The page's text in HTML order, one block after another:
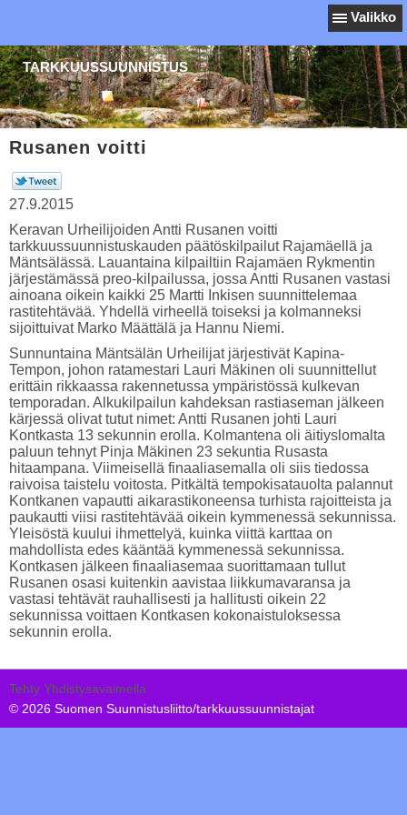
Valikko
TARKKUUSSUUNNISTUS
Rusanen voitti
27.9.2015
Keravan Urheilijoiden Antti Rusanen voitti
tarkkuussuunnistuskauden päätöskilpailut Rajamäellä ja
Mäntsälässä. Lauantaina kilpailtiin Rajamäen Rykmentin
järjestämässä preo-kilpailussa, jossa Antti Rusanen vastasi
ainoana oikein kaikki 25 Martti Inkisen suunnittelemaa
rastitehtävää. Yhdellä virheellä toiseksi ja kolmanneksi
sijoittuivat Marko Määttälä ja Hannu Niemi.
Sunnuntaina Mäntsälän Urheilijat järjestivät Kapina-
Tempon, johon ratamestari Lauri Mäkinen oli suunnittellut
erittäin rikkaassa rakennetussa ympäristössä kulkevan
temporadan. Alkukilpailun kahdeksan rastiaseman jälkeen
kärjessä olivat tutut nimet: Antti Rusanen johti Lauri
Kontkasta 13 sekunnin erolla. Kolmantena oli äitiyslomalta
paluun tehnyt Pinja Mäkinen 23 sekuntia Rusasta
hitaampana. Viimeisellä finaaliasemalla oli siis tiedossa
raivoisa taistelu voitosta. Pitkältä tempokisatauolta palannut
Kontkanen vapautti aikarastikoneensa turhista rajoitteista ja
paukautti viisi rastitehtävää oikein kymmenessä sekunnissa.
Yleisöstä kuului ihmettelyä, kuinka viittä karttaa on
mahdollista edes kääntää kymmenessä sekunnissa.
Kontkasen jälkeen finaaliasemaa suorittamaan tullut
Rusanen osasi kuitenkin aavistaa liikkumavaransa ja
vastasi tehtävät rauhallisesti ja hallitusti oikein 22
sekunnissa voittaen Kontkasen kokonaistuloksessa
sekunnin erolla.
Tehty Yhdistysavaimella
© 2026 Suomen Suunnistusliitto/tarkkuussuunnistajat